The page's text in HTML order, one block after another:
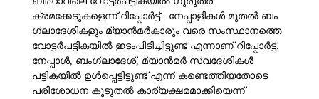
ക്രമക്കേടുകളെന്ന് റിപ്പോർട്ട്. നേപ്പാളികൾ മുതൽ ബം​
ഗ്ലാദേശികളും മ്യാൻമർകാരും വരെ സംസ്ഥാനത്തെ
വോട്ടർപട്ടികയിൽ ഇടംപിടിച്ചിട്ടുണ്ട് എന്നാണ് റിപ്പോർട്ട്.
നേപ്പാൾ, ബംഗ്ലാദേശ്, മ്യാൻമർ സ്വദേശികൾ
പട്ടികയിൽ ഉൾപ്പെട്ടിട്ടുണ്ട് എന്ന് കണ്ടെത്തിയതോടെ
പരിശോധന കൂടുതൽ കാര്യക്ഷമമാക്കിയെന്ന്